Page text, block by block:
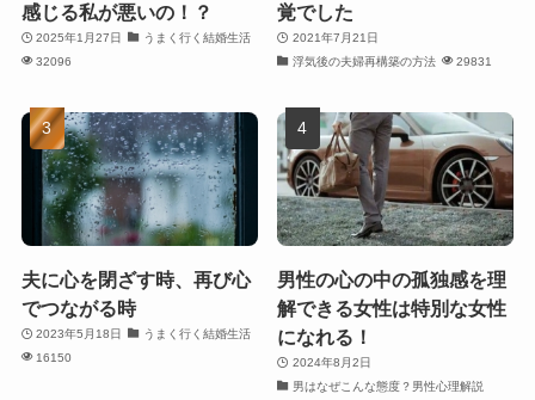
感じる私が悪いの！？
2025年1月27日
うまく行く結婚生活
32096
覚でした
2021年7月21日
浮気後の夫婦再構築の方法
29831
夫に心を閉ざす時、再び心
でつながる時
2023年5月18日
うまく行く結婚生活
16150
男性の心の中の孤独感を理
解できる女性は特別な女性
になれる！
2024年8月2日
男はなぜこんな態度？男性心理解説